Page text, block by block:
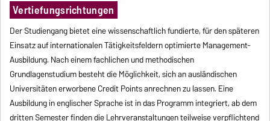
Vertiefungsrichtungen
Der Studiengang bietet eine wissenschaftlich fundierte, für den späteren
Einsatz auf internationalen Tätigkeitsfeldern optimierte Management-
Ausbildung. Nach einem fachlichen und methodischen
Grundlagenstudium besteht die Möglichkeit, sich an ausländischen
Universitäten erworbene Credit Points anrechnen zu lassen. Eine
Ausbildung in englischer Sprache ist in das Programm integriert, ab dem
dritten Semester finden die Lehrveranstaltungen teilweise verpflichtend